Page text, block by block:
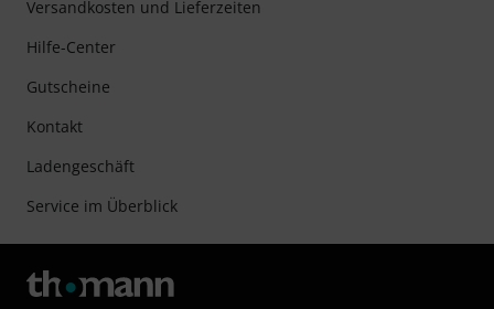
Versandkosten und Lieferzeiten
Hilfe-Center
Gutscheine
Kontakt
Ladengeschäft
Service im Überblick